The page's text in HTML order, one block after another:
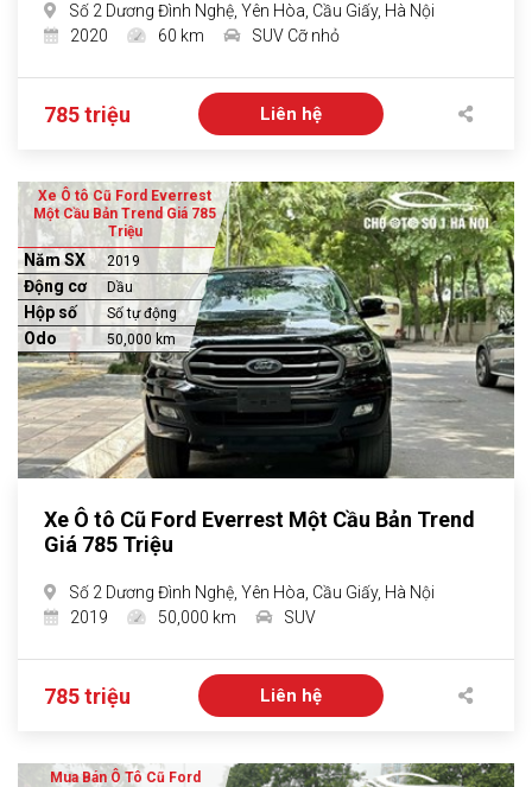
Số 2 Dương Đình Nghệ, Yên Hòa, Cầu Giấy, Hà Nội
2020
60 km SUV Cỡ nhỏ
785 triệu Liên hệ
Xe Ô tô Cũ Ford Everrest
Một Cầu Bản Trend Giá 785
Triệu
Năm SX 2019
Động cơ Dầu
Hộp số Số tự động
Odo 50,000 km
Xe Ô tô Cũ Ford Everrest Một Cầu Bản Trend
Giá 785 Triệu
Số 2 Dương Đình Nghệ, Yên Hòa, Cầu Giấy, Hà Nội
2019
50,000 km SUV
785 triệu Liên hệ
Mua Bán Ô Tô Cũ Ford